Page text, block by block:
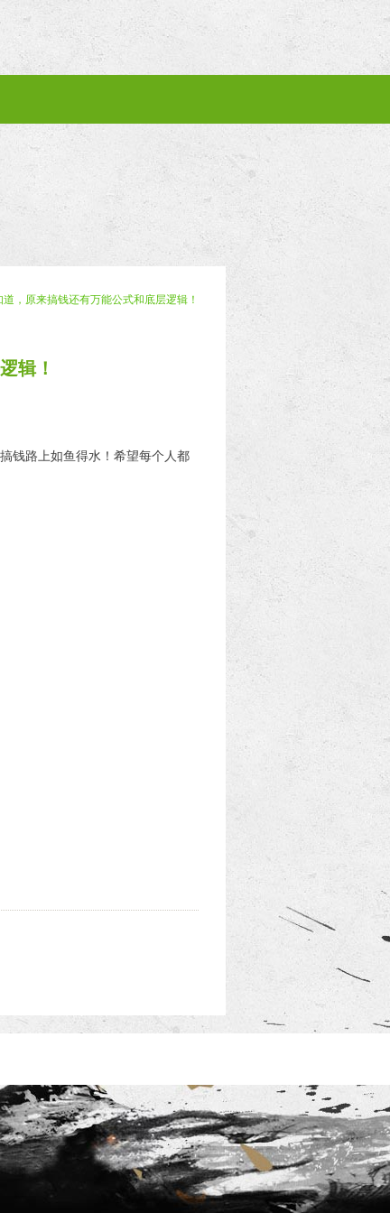
，原来搞钱还有万能公式和底层逻辑！
辑！
钱路上如鱼得水！希望每个人都